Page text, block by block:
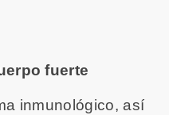
fuerte
inmunológico, así